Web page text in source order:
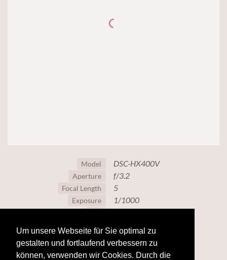
Um unsere Webseite für Sie optimal zu
gestalten und fortlaufend verbessern zu
können, verwenden wir Cookies. Durch die
Model DSC-HX400V
Aperture f/3.2
Focal Length 5
Exposure 1/1000
80